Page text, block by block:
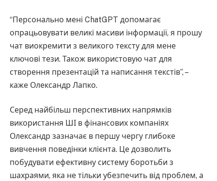
“Персонально мені ChatGPT допомагає
опрацьовувати великі масиви інформації, я прошу
чат виокремити з великого тексту для мене
ключові тези. Також використовую чат для
створення презентацій та написання текстів”, –
каже Олександр Лапко.
Серед найбільш перспективних напрямків
використання ШІ в фінансових компаніях
Олександр зазначає в першу чергу глибоке
вивчення поведінки клієнта. Це дозволить
побудувати ефективну систему боротьби з
шахраями, яка не тільки убезпечить від проблем, а